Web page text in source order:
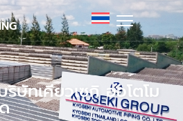
ษัทเคียวเซกิ ออโตโม